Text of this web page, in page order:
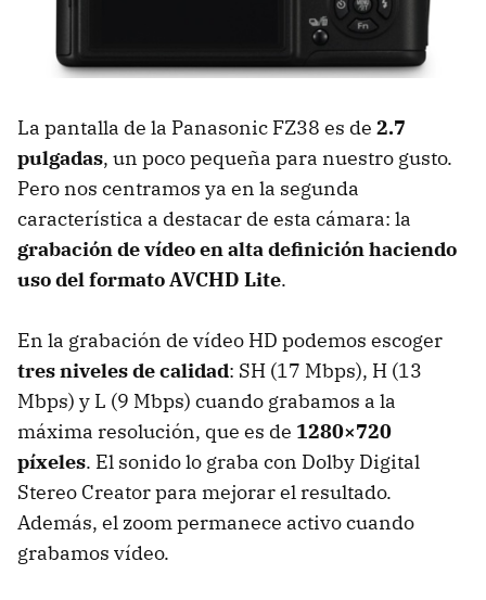
La pantalla de la Panasonic FZ38 es de 2.7
pulgadas, un poco pequeña para nuestro gusto.
Pero nos centramos ya en la segunda
característica a destacar de esta cámara: la
grabación de vídeo en alta definición haciendo
uso del formatoAVCHD Lite.
En la grabación de vídeo HD podemos escoger
tres niveles de calidad: SH (17 Mbps), H (13
Mbps) y L (9 Mbps) cuando grabamos a la
máxima resolución, que es de 1280×720
píxeles. El sonido lo graba con Dolby Digital
Stereo Creator para mejorar el resultado.
Además, el zoom permanece activo cuando
grabamos vídeo.